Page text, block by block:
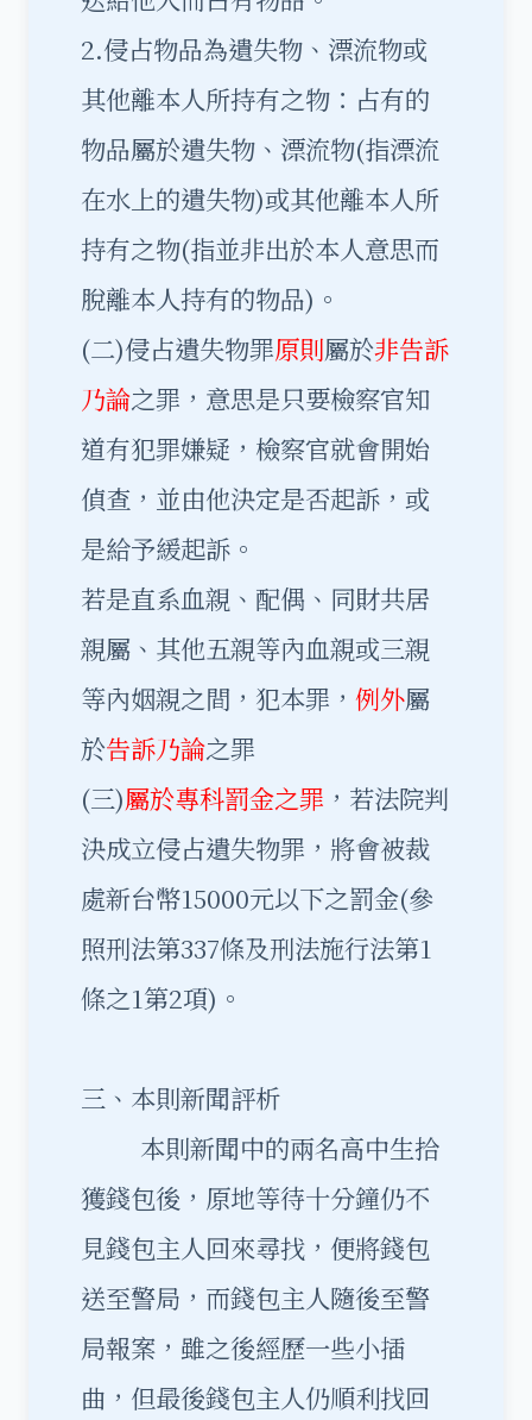
2.侵占物品為遺失物、漂流物或
其他離本人所持有之物：占有的
物品屬於遺失物、漂流物(指漂流
在水上的遺失物)或其他離本人所
持有之物(指並非出於本人意思而
脫離本人持有的物品)。
(二)侵占遺失物罪原則屬於非告訴
乃論之罪，意思是只要檢察官知
道有犯罪嫌疑，檢察官就會開始
偵查，並由他決定是否起訴，或
是給予緩起訴。
若是直系血親、配偶、同財共居
親屬、其他五親等內血親或三親
等內姻親之間，犯本罪， 例外屬
於告訴乃論之罪
(三)屬於專科罰金之罪 ，若法院判
決成立侵占遺失物罪，將會被裁
處新台幣15000元以下之罰金(參
照刑法第337條及刑法施行法第1
條之1第2項)。
三、本則新聞評析
本則新聞中的兩名高中生拾
獲錢包後，原地等待十分鐘仍不
見錢包主人回來尋找，便將錢包
送至警局，而錢包主人隨後至警
局報案，雖之後經歷一些小插
曲，但最後錢包主人仍順利找回